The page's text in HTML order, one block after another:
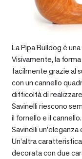
La Pipa Bulldog è
Visivamente, la
facilmente grazie al
con un cannello
difficoltà di
Savinelli riescono
il fornello e il
Savinelli
Un’altra
decorata con due